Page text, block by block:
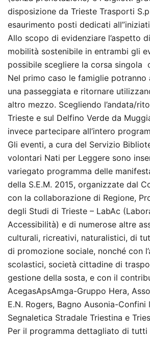
disposizione da Trieste Trasporti
esaurimento posti dedicati
Allo scopo di evidenziare l’aspetto
mobilità sostenibile in entrambi gli
possibile scegliere la corsa singola
Nel primo caso le famiglie
una passeggiata e ritornare
altro mezzo. Scegliendo l’andata/
Trieste e sul Delfino Verde da
invece partecipare all’intero
Gli eventi, a cura del Servizio
volontari Nati per Leggere sono
variegato programma delle
della S.E.M. 2015, organizzate dal
con la collaborazione di Regione,
degli Studi di Trieste – LabAc
Accessibilità) e di numerose altre
culturali, ricreativi, naturalistici, di
di promozione sociale, nonché con
scolastici, società cittadine di
gestione della sosta, e con il
AcegasApsAmga-Gruppo Hera,
E.N. Rogers, Bagno Ausonia-Confini
Segnaletica Stradale Triestina e
Per il programma dettagliato di tutti